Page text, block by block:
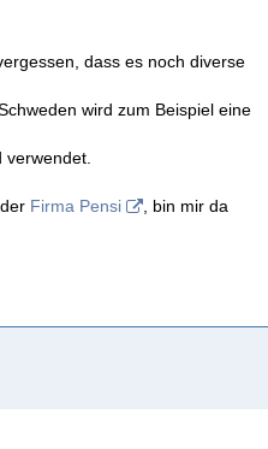
dass es noch diverse
wird zum Beispiel eine
Firma Pensi
, bin mir da